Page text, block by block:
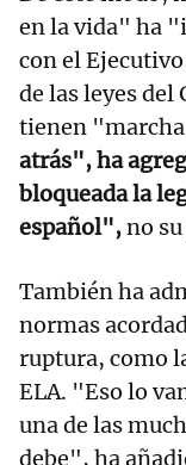
en la vida" ha
con el
de las leyes
tienen
atrás", ha
bloqueada la
español",no
También ha
normas
ruptura, como
ELA. "Eso lo
una de las
debe", ha